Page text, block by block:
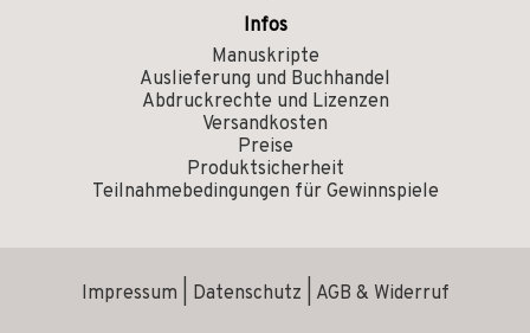
Infos
Manuskripte
Auslieferung und Buchhandel
Abdruckrechte und Lizenzen
Versandkosten
Preise
Produktsicherheit
Teilnahmebedingungen für Gewinnspiele
Impressum Datenschutz AGB & Widerruf